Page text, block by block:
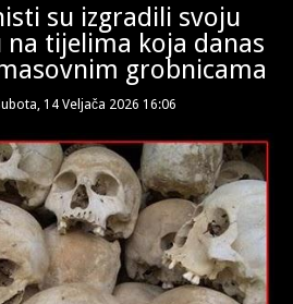
su izgradili svoju
na tijelima koja danas
grobnicama
14 Veljača 2026 16:06